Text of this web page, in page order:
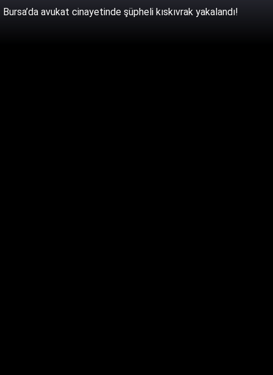
Bursa’da avukat cinayetinde şüpheli kıskıvrak yakalandı!